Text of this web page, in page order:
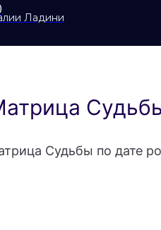
Ладини
Судьбы по дате